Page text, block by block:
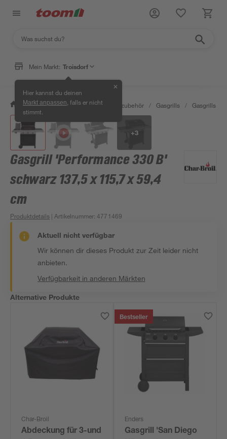
Mein Markt: Troisdorf
Hier kannst du deinen
Markt anpassen , falls er nicht
stimmt.
✕
/ Garten & Freizeit / Grills & Grillzubehör / Gasgrills / Gasgrills
+3
Gasgrill 'Performance 330 B'
schwarz 137,5 x 115,7 x 59,4
cm
Produktdetails | Artikelnummer:4771469
Aktuell nicht verfügbar
Wir können dir dieses Produkt zur Zeit leider nicht
anbieten.
Verfügbarkeit in anderen Märkten
Alternative Produkte
Char-Broil
Abdeckung für 3-und
Bestseller
Enders
Gasgrill 'San Diego